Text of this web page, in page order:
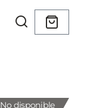
No disponible